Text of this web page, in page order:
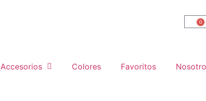
0
Accesorios Colores Favoritos